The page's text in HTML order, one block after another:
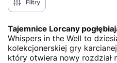
Filtry
Tajemnice Lorcany
Whispers in the Well to
kolekcjonerskiej gry
który otwiera nowy rozdział